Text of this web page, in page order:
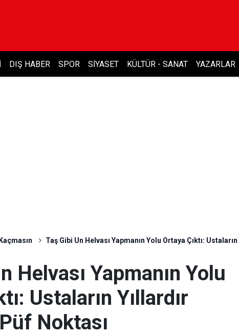
DIŞ HABER SPOR SIYASET KÜLTÜR - SANAT YAZARLAR
Taş Gibi Un Helvası Yapmanın Yolu Ortaya Çıktı:
Helvası Yapmanın Yolu
Ustaların Yıllardır
Noktası